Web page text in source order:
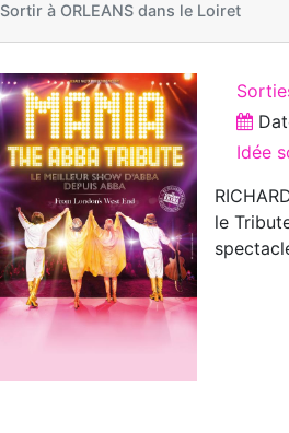
Sortir à ORLEANS dans le Loiret
Idée
le